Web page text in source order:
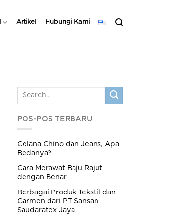
Artikel Hubungi Kami
POS-POS TERBARU
Celana Chino dan Jeans, Apa
Bedanya?
Cara Merawat Baju Rajut
dengan Benar
Berbagai Produk Tekstil dan
Garmen dari PT Sansan
Saudaratex Jaya